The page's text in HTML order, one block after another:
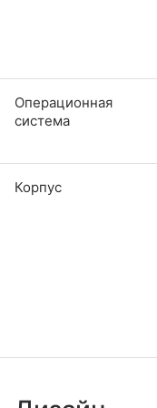
Операционная
система
Корпус